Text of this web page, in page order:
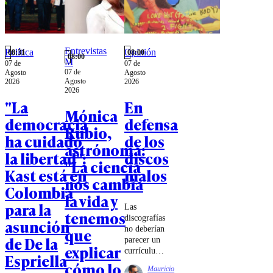
Política
08:31
07 de
Agosto
2026
"La
democracia
ha cuidado
la libertad":
Kast está en
Colombia
para la
asunción
de De la
Espriella
Entrevistas
M
08:00
07 de
Agosto
2026
Mónica
Rubio,
astrónoma:
"La ciencia
nos cambia
la vida y
tenemos
que
explicar
Opinión
08:00
07 de
Agosto
2026
En
defensa
de los
discos
malos
Las
discografías
no deberían
parecer un
currículum.
Mauricio